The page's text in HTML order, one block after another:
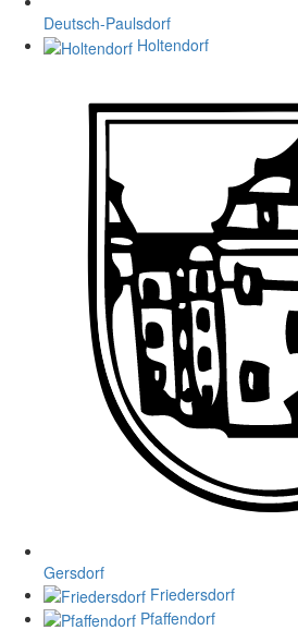
Deutsch-Paulsdorf
Holtendorf
Gersdorf
Friedersdorf
Pfaffendorf